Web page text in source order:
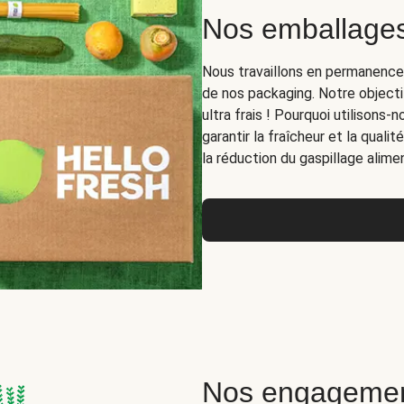
Nos
Nous travaillons en
de nos packaging. Notre
ultra frais ! Pourquoi utilisons-
garantir la fraîcheur et la
la réduction du gaspillage
Nos